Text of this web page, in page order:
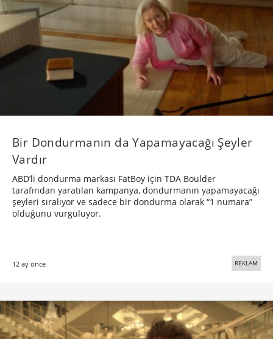
Bir Dondurmanın da Yapamayacağı Şeyler
Vardır
ABD’li dondurma markası FatBoy için TDA Boulder
tarafından yaratılan kampanya, dondurmanın yapamayacağı
şeyleri sıralıyor ve sadece bir dondurma olarak “1 numara”
olduğunu vurguluyor.
12 ay önce REKLAM